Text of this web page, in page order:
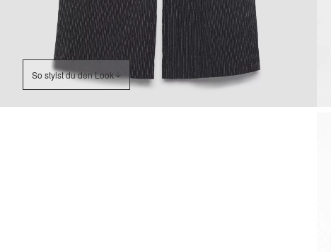
So stylst du den Look